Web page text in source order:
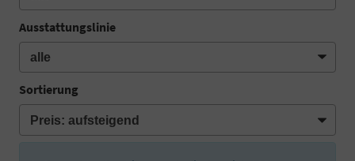
Ausstattungslinie
Sortierung